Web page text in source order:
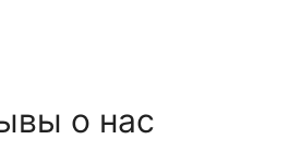
о нас